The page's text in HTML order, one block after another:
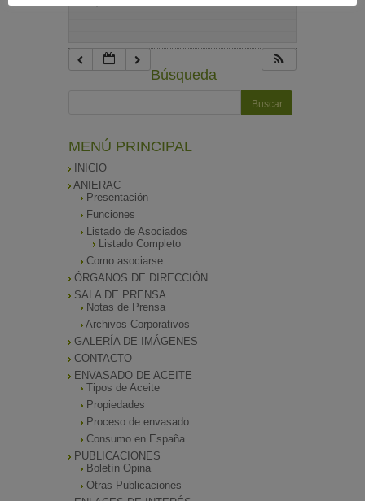
Búsqueda
MENÚ PRINCIPAL
INICIO
ANIERAC
Presentación
Funciones
Listado de Asociados
Listado Completo
Como asociarse
ÓRGANOS DE DIRECCIÓN
SALA DE PRENSA
Notas de Prensa
Archivos Corporativos
GALERÍA DE IMÁGENES
CONTACTO
ENVASADO DE ACEITE
Tipos de Aceite
Propiedades
Proceso de envasado
Consumo en España
PUBLICACIONES
Boletín Opina
Otras Publicaciones